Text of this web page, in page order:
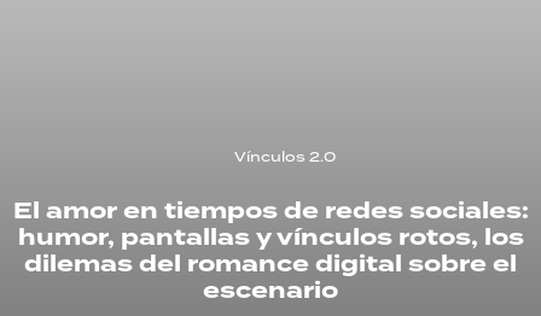
Vínculos 2.0
El amor en tiempos de redes sociales:
humor, pantallas y vínculos rotos, los
dilemas del romance digital sobre el
escenario
RECETAS
PALABRAS